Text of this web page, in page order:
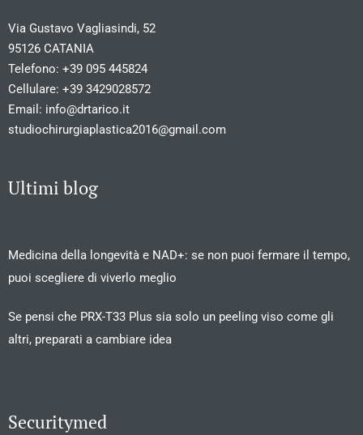
Via Gustavo Vagliasindi, 52
95126 CATANIA
Telefono: +39 095 445824
Cellulare: +39 3429028572
Email: info@drtarico.it
studiochirurgiaplastica2016@gmail.com
Ultimi blog
Medicina della longevità e NAD+: se non puoi fermare il tempo,
puoi scegliere di viverlo meglio
Se pensi che PRX-T33 Plus sia solo un peeling viso come gli
altri, preparati a cambiare idea
Securitymed